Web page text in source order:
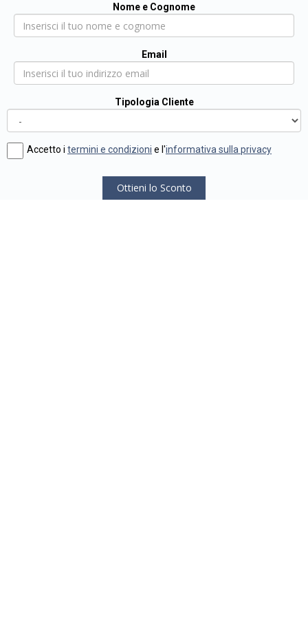
Nome e Cognome
Email
Tipologia Cliente
Accetto i termini e condizioni e l'informativa sulla privacy
Ottieni lo Sconto